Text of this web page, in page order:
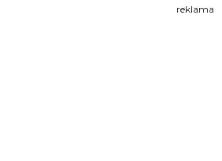
reklama
na Publiku